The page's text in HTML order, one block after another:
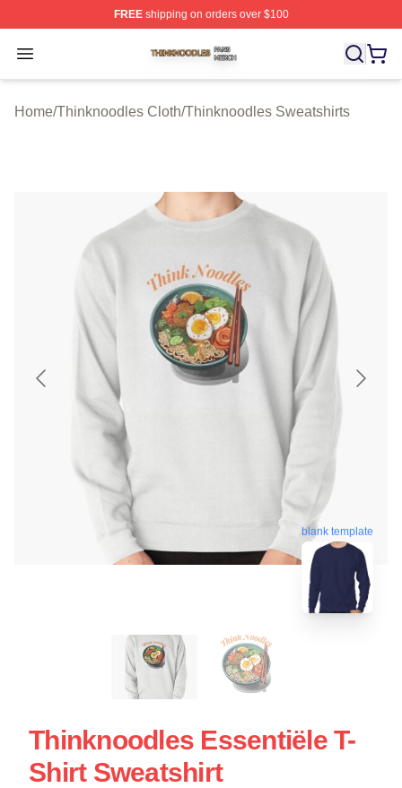
FREEshipping on orders over $100
Open menu
Thinknoodles Shop ⚡️ Officially Licensed
Home/Thinknoodles Cloth/Thinknoodles Sweatshirts
blank template
Thinknoodles Essentiële T-
Shirt Sweatshirt